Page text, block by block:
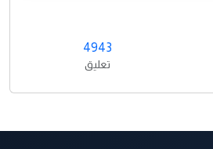
4943
تعليق